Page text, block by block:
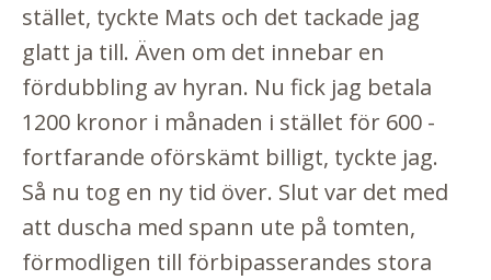
stället, tyckte Mats och det tackade jag
glatt ja till. Även om det innebar en
fördubbling av hyran. Nu fick jag betala
1200 kronor i månaden i stället för 600 -
fortfarande oförskämt billigt, tyckte jag.
Så nu tog en ny tid över. Slut var det med
att duscha med spann ute på tomten,
förmodligen till förbipasserandes stora